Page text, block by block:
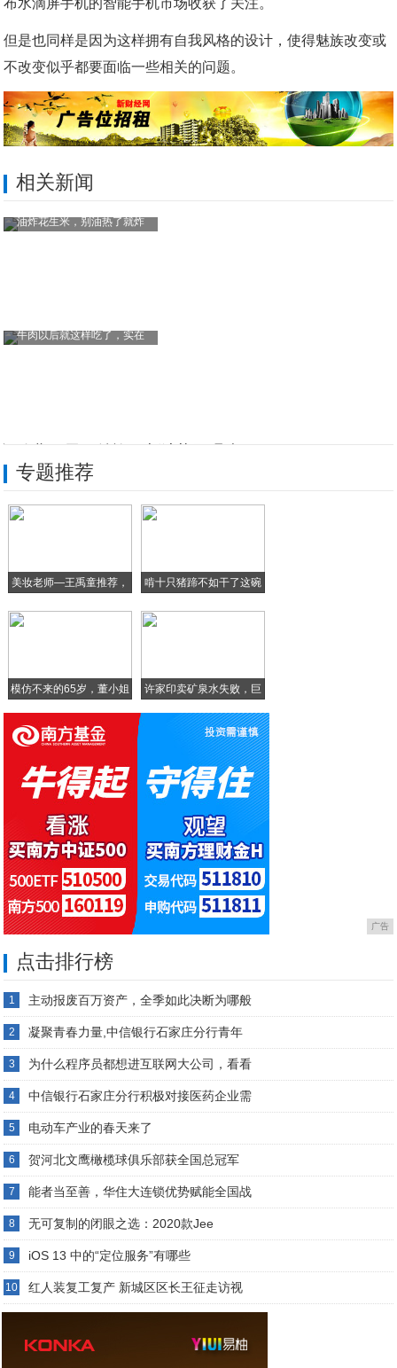
布水滴屏手机的智能手机市场收获了关注。
但是也同样是因为这样拥有自我风格的设计，使得魅族改变或
不改变似乎都要面临一些相关的问题。
相关新闻
油炸花生米，别油热了就炸
牛肉以后就这样吃了，实在
2019年1000元以下智能手机按照这个
为什么程序员都想进互联网大公司，看看福利
专题推荐
美妆老师—王禹童推荐，
啃十只猪蹄不如干了这碗
模仿不来的65岁，董小姐
许家印卖矿泉水失败，巨
广告
点击排行榜
1 主动报废百万资产，全季如此决断为哪般
2 凝聚青春力量,中信银行石家庄分行青年
3 为什么程序员都想进互联网大公司，看看
4 中信银行石家庄分行积极对接医药企业需
5 电动车产业的春天来了
6 贺河北文鹰橄榄球俱乐部获全国总冠军
7 能者当至善，华住大连锁优势赋能全国战
8 无可复制的闭眼之选：2020款Jee
9 iOS 13 中的“定位服务”有哪些
10 红人装复工复产 新城区区长王征走访视